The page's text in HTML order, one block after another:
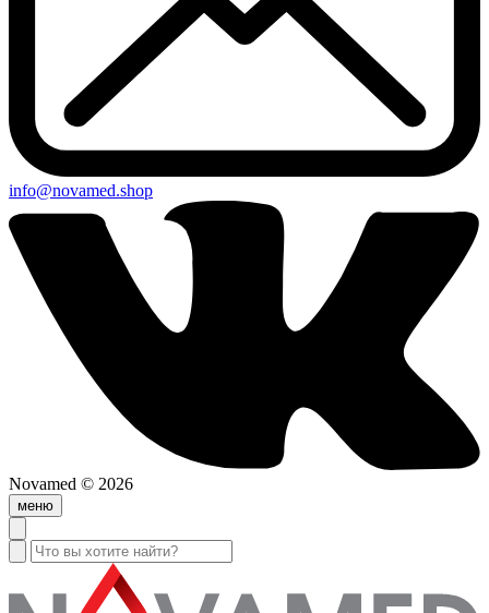
info@novamed.shop
Novamed © 2026
меню